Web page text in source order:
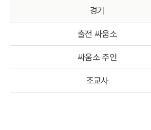
경기
출전 싸움소
싸움소 주인
조교사